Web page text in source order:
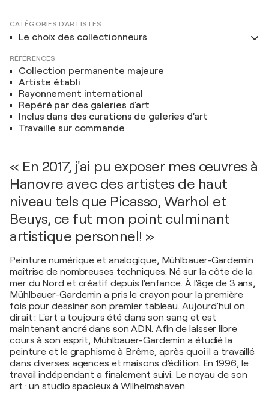
CATÉGORIES D'ARTISTES
Le choix des collectionneurs
RÉFÉRENCES
Collection permanente majeure
Artiste établi
Rayonnement international
Repéré par des galeries d'art
Inclus dans des curations de galeries d'art
Travaille sur commande
« En 2017, j'ai pu exposer mes œuvres à
Hanovre avec des artistes de haut
niveau tels que Picasso, Warhol et
Beuys, ce fut mon point culminant
artistique personnel! »
Peinture numérique et analogique, Mühlbauer-Gardemin
maîtrise de nombreuses techniques. Né sur la côte de la
mer du Nord et créatif depuis l'enfance. À l'âge de 3 ans,
Mühlbauer-Gardemin a pris le crayon pour la première
fois pour dessiner son premier tableau. Aujourd'hui on
dirait : L'art a toujours été dans son sang et est
maintenant ancré dans son ADN. Afin de laisser libre
cours à son esprit, Mühlbauer-Gardemin a étudié la
peinture et le graphisme à Brême, après quoi il a travaillé
dans diverses agences et maisons d'édition. En 1996, le
travail indépendant a finalement suivi. Le noyau de son
art : un studio spacieux à Wilhelmshaven.